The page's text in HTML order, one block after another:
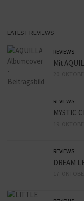
LATEST REVIEWS
REVIEWS
Mit
REVIEWS
MYSTIC
REVIEWS
DREAM